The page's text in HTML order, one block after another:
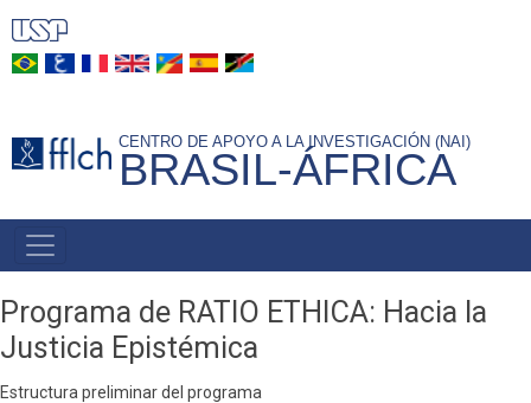
Pasar
al
CENTRO DE APOYO A LA INVESTIGACIÓN (NAI)
BRASIL-ÁFRICA
NAVEGAÇÃO
PRINCIPAL
Programa de RATIO ETHICA: Hacia la
Justicia Epistémica
Estructura preliminar del programa